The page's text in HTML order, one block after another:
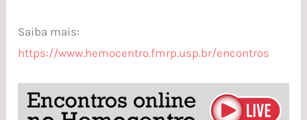
Saiba mais:
https://www.hemocentro.fmrp.usp.br/encontros